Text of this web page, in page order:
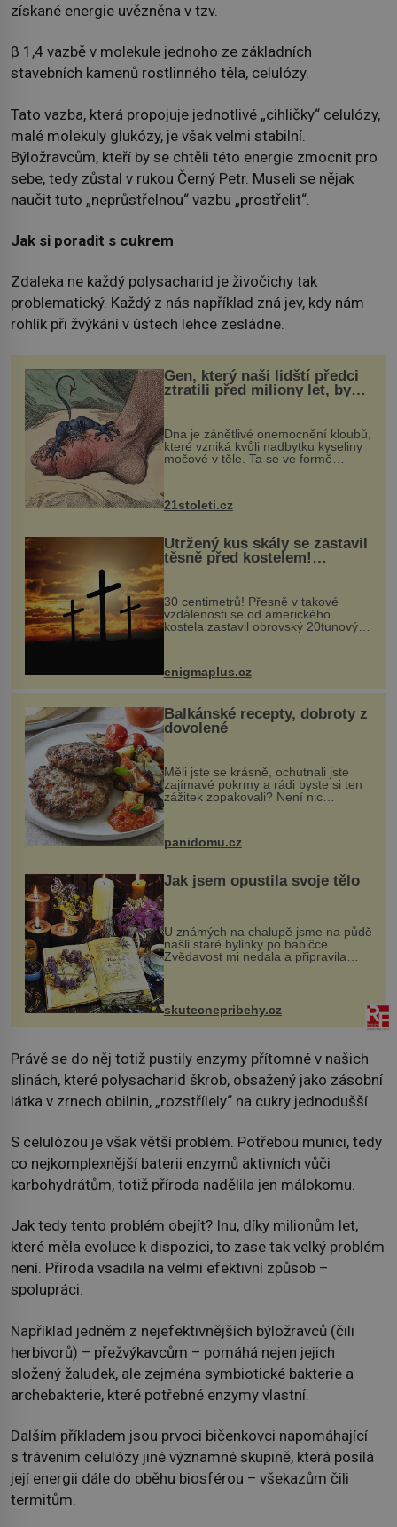
získané energie uvězněna v tzv.
β 1,4 vazbě v molekule jednoho ze základních
stavebních kamenů rostlinného těla, celulózy.
Tato vazba, která propojuje jednotlivé „cihličky“ celulózy,
malé molekuly glukózy, je však velmi stabilní.
Býložravcům, kteří by se chtěli této energie zmocnit pro
sebe, tedy zůstal v rukou Černý Petr. Museli se nějak
naučit tuto „neprůstřelnou“ vazbu „prostřelit“.
Jak si poradit s cukrem
Zdaleka ne každý polysacharid je živočichy tak
problematický. Každý z nás například zná jev, kdy nám
rohlík při žvýkání v ústech lehce zesládne.
Gen, který naši lidští předci
ztratili před miliony let, by
mohl pomoci s léčbou
„nemoci králů“
Dna je zánětlivé onemocnění kloubů,
které vzniká kvůli nadbytku kyseliny
močové v těle. Ta se ve formě
nohou, a způsobuje bole...
21stoleti.cz
Utržený kus skály se zastavil
těsně před kostelem!
Ochránila ho boží síla?
30 centimetrů! Přesně v takové
vzdálenosti se od amerického
kostela zastavil obrovský 20tunový
...
enigmaplus.cz
Balkánské recepty, dobroty z
dovolené
Měli jste se krásně, ochutnali jste
zajímavé pokrmy a rádi byste si ten
zážitek zopakovali? Není nic
snazšího. Pljeskavica (10 porcí)
Možná jste ji ochutnali na dovolené v
bývalé Jugoslávii, lze ji vi...
panidomu.cz
Jak jsem opustila svoje tělo
U známých na chalupě jsme na půdě
našli staré bylinky po babičce.
Zvědavost mi nedala a připravila
jsem si z nich lektvar… Zimní pobyt
na chalupě se pro mě vlastní vinou
změnil v děsivý zážitek, na kt...
skutecnepribehy.cz
Právě se do něj totiž pustily enzymy přítomné v našich
slinách, které polysacharid škrob, obsažený jako zásobní
látka v zrnech obilnin, „rozstřílely“ na cukry jednodušší.
S celulózou je však větší problém. Potřebou munici, tedy
co nejkomplexnější baterii enzymů aktivních vůči
karbohydrátům, totiž příroda nadělila jen málokomu.
Jak tedy tento problém obejít? Inu, díky milionům let,
které měla evoluce k dispozici, to zase tak velký problém
není. Příroda vsadila na velmi efektivní způsob –
spolupráci.
Například jedněm z nejefektivnějších býložravců (čili
herbivorů) – přežvýkavcům – pomáhá nejen jejich
složený žaludek, ale zejména symbiotické bakterie a
archebakterie, které potřebné enzymy vlastní.
Dalším příkladem jsou prvoci bičenkovci napomáhající
s trávením celulózy jiné významné skupině, která posílá
její energii dále do oběhu biosférou – všekazům čili
termitům.